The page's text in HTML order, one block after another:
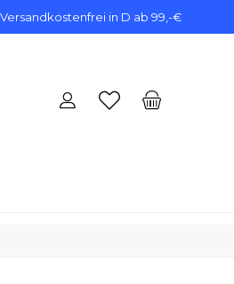
Versandkostenfrei in D ab 99,-€